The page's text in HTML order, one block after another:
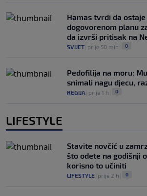
Hamas tvrdi da
dogovorenom planu
da izvrši pritisak na
SVIJET prije 50 min 0
Pedofilija na moru:
snimali nagu djecu,
REGIJA prije 1 h 0
LIFESTYLE
Stavite novčić u
što odete na godišnji
korisno to učiniti
LIFESTYLE prije 2 h 0